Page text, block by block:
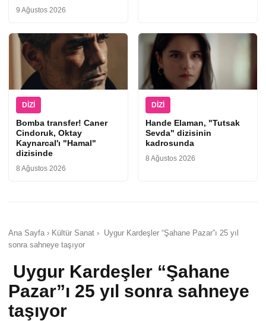
9 Ağustos 2026
DIZI
Bomba transfer! Caner
Cindoruk, Oktay
Kaynarcal'ı "Hamal"
dizisinde
8 Ağustos 2026
DIZI
Hande Elaman, "Tutsak
Sevda" dizisinin
kadrosunda
8 Ağustos 2026
Ana Sayfa › Kültür Sanat › Uygur Kardeşler “Şahane Pazar”ı 25 yıl
sonra sahneye taşıyor
Uygur Kardeşler “Şahane
Pazar”ı 25 yıl sonra sahneye
taşıyor